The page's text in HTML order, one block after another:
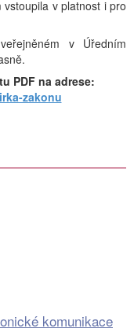
v platnost i pro
v Úředním
PDF na adrese:
zakonu
komunikace